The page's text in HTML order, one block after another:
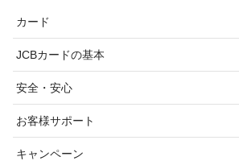
カード
JCBカードの基本
安全・安心
お客様サポート
キャンペーン